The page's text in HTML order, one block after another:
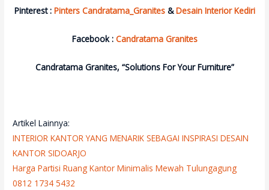
Pinterest : Pinters Candratama_Granites &Desain Interior Kediri
Facebook : Candratama Granites
Candratama Granites, “Solutions For Your Furniture”
Artikel Lainnya:
INTERIOR KANTOR YANG MENARIK SEBAGAI INSPIRASI DESAIN
KANTOR SIDOARJO
Harga Partisi Ruang Kantor Minimalis Mewah Tulungagung
0812 1734 5432